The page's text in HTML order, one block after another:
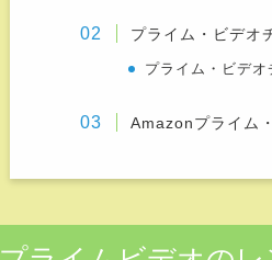
プライム・ビデオ
プライム・ビデオ
Amazonプライム